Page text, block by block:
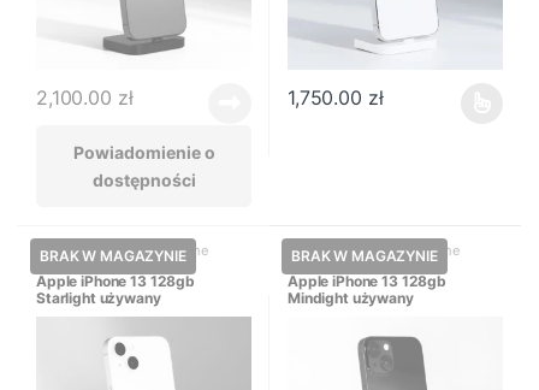
2,100.00 zł
Powiadomienie o
dostępności
1,750.00 zł
iPhone 13 używany,iPhone
używany
Apple iPhone 13 128gb
Starlight używany
iPhone 13 używany,iPhone
używany
Apple iPhone 13 128gb
Mindight używany